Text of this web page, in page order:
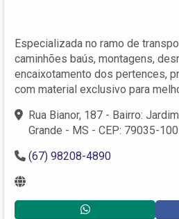
Especializada no ramo de
caminhões baús, montagens,
encaixotamento dos pertences,
com material exclusivo para
Rua Bianor, 187 - Bairro:
Grande - MS - CEP: 79035-100
(67) 98208-4890